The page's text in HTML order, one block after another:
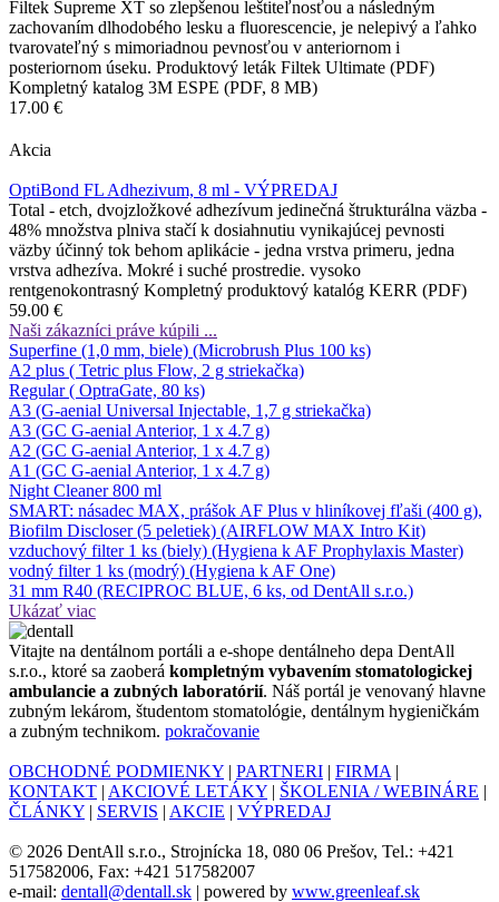
Filtek Supreme XT so zlepšenou leštiteľnosťou a následným
zachovaním dlhodobého lesku a fluorescencie, je nelepivý a ľahko
tvarovateľný s mimoriadnou pevnosťou v anteriornom i
posteriornom úseku. Produktový leták Filtek Ultimate (PDF)
Kompletný katalog 3M ESPE (PDF, 8 MB)
17.00 €
Akcia
OptiBond FL Adhezivum, 8 ml - VÝPREDAJ
Total - etch, dvojzložkové adhezívum jedinečná štrukturálna väzba -
48% množstva plniva stačí k dosiahnutiu vynikajúcej pevnosti
väzby účinný tok behom aplikácie - jedna vrstva primeru, jedna
vrstva adhezíva. Mokré i suché prostredie. vysoko
rentgenokontrasný Kompletný produktový katalóg KERR (PDF)
59.00 €
Naši zákazníci práve kúpili ...
Superfine (1,0 mm, biele) (Microbrush Plus 100 ks)
A2 plus ( Tetric plus Flow, 2 g striekačka)
Regular ( OptraGate, 80 ks)
A3 (G-aenial Universal Injectable, 1,7 g striekačka)
A3 (GC G-aenial Anterior, 1 x 4.7 g)
A2 (GC G-aenial Anterior, 1 x 4.7 g)
A1 (GC G-aenial Anterior, 1 x 4.7 g)
Night Cleaner 800 ml
SMART: násadec MAX, prášok AF Plus v hliníkovej fľaši (400 g),
Biofilm Discloser (5 peletiek) (AIRFLOW MAX Intro Kit)
vzduchový filter 1 ks (biely) (Hygiena k AF Prophylaxis Master)
vodný filter 1 ks (modrý) (Hygiena k AF One)
31 mm R40 (RECIPROC BLUE, 6 ks, od DentAll s.r.o.)
Ukázať viac
Vitajte na dentálnom portáli a e-shope dentálneho depa DentAll
s.r.o., ktoré sa zaoberá kompletným vybavením stomatologickej
ambulancie a zubných laboratórií. Náš portál je venovaný hlavne
zubným lekárom, študentom stomatológie, dentálnym hygieničkám
a zubným technikom. pokračovanie
OBCHODNÉ PODMIENKY | PARTNERI | FIRMA |
KONTAKT | AKCIOVÉ LETÁKY | ŠKOLENIA / WEBINÁRE |
ČLÁNKY | SERVIS | AKCIE | VÝPREDAJ
© 2026 DentAll s.r.o., Strojnícka 18, 080 06 Prešov, Tel.: +421
517582006, Fax: +421 517582007
e-mail: dentall@dentall.sk | powered by www.greenleaf.sk